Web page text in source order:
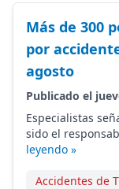
Más de 300
por
agosto
Publicado el
Especialistas
sido el
leyendo »
Accidentes de